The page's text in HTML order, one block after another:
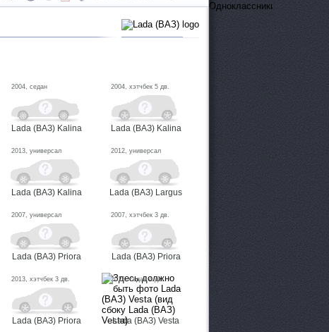
2004, седан
Lada (ВАЗ) Kalina
2004, хэтчбек 5 дв.
Lada (ВАЗ) Kalina
2013, универсал
Lada (ВАЗ) Kalina
2012, универсал
Lada (ВАЗ) Largus
2007, универсал
Lada (ВАЗ) Priora
2007, хэтчбек 3 дв.
Lada (ВАЗ) Priora
2013, хэтчбек 3 дв.
Lada (ВАЗ) Priora
2015, седан 4 дв.
Lada (ВАЗ) Vesta